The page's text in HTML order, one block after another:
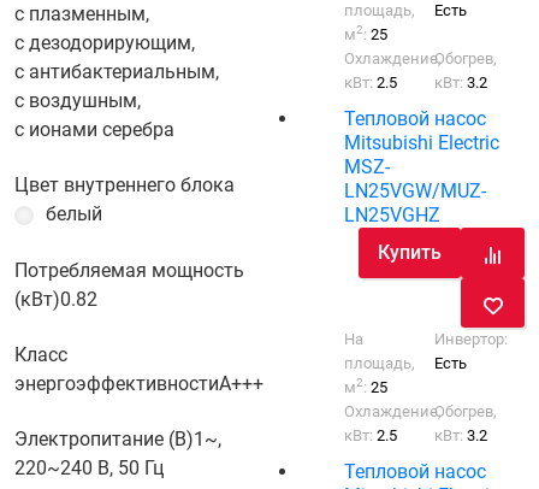
с плазменным,
с дезодорирующим,
с антибактериальным,
с воздушным,
с ионами серебра
Цвет внутреннего блока
белый
Потребляемая мощность
(кВт)0.82
Класс
энергоэффективностиA+++
Электропитание (В)1~,
220~240 В, 50 Гц
площадь,
м2:25
Есть
Охлаждение,
кВт:2.5
Обогрев,
кВт:3.2
Тепловой насос
Mitsubishi Electric
MSZ-
LN25VGW/MUZ-
LN25VGHZ
Купить
На
площадь,
м2:25
Инвертор:
Есть
Охлаждение,
кВт:2.5
Обогрев,
кВт:3.2
Тепловой насос